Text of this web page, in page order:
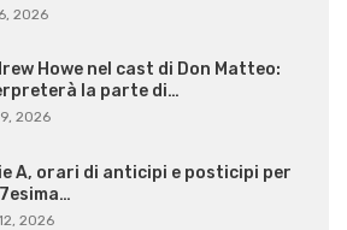
2026
Howe nel cast di Don Matteo:
la parte di…
2026
A, orari di anticipi e posticipi per
2026